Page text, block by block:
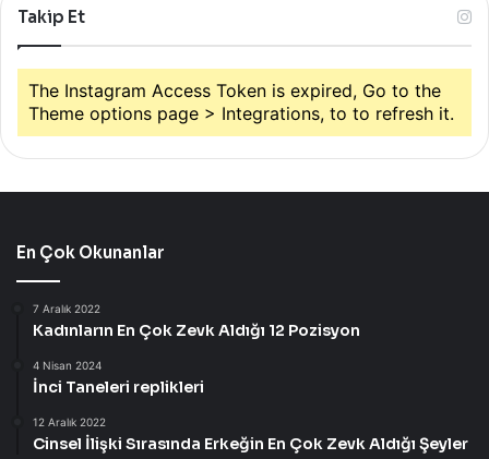
Takip Et
The Instagram Access Token is expired, Go to the
Theme options page > Integrations, to to refresh it.
En Çok Okunanlar
7 Aralık 2022
Kadınların En Çok Zevk Aldığı 12 Pozisyon
4 Nisan 2024
İnci Taneleri replikleri
12 Aralık 2022
Cinsel İlişki Sırasında Erkeğin En Çok Zevk Aldığı Şeyler